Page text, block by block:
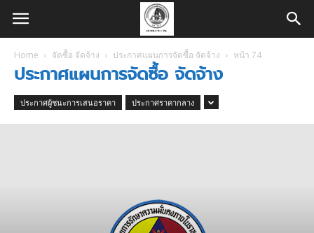
Home จัดซื้อ จัดจ้าง ประกาศแผนการจัดซื้อ จัดจ้าง หน้า 74
ประกาศแผนการจัดซื้อ จัดจ้าง
ประกาศผู้ชนะการเสนอราคา ประกาศราคากลาง